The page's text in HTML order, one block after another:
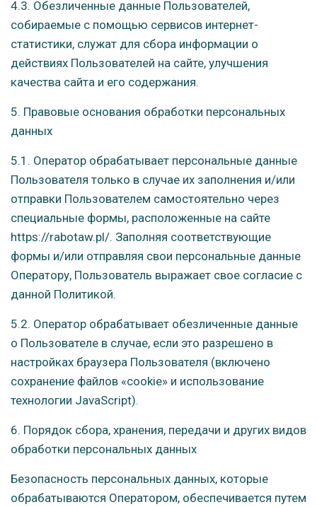
4.3. Обезличенные данные Пользователей,
собираемые с помощью сервисов интернет-
статистики, служат для сбора информации о
действиях Пользователей на сайте, улучшения
качества сайта и его содержания.
5. Правовые основания обработки персональных
данных
5.1. Оператор обрабатывает персональные данные
Пользователя только в случае их заполнения и/или
отправки Пользователем самостоятельно через
специальные формы, расположенные на сайте
https://rabotaw.pl/. Заполняя соответствующие
формы и/или отправляя свои персональные данные
Оператору, Пользователь выражает свое согласие с
данной Политикой.
5.2. Оператор обрабатывает обезличенные данные
о Пользователе в случае, если это разрешено в
настройках браузера Пользователя (включено
сохранение файлов «cookie» и использование
технологии JavaScript).
6. Порядок сбора, хранения, передачи и других видов
обработки персональных данных
Безопасность персональных данных, которые
обрабатываются Оператором, обеспечивается путем